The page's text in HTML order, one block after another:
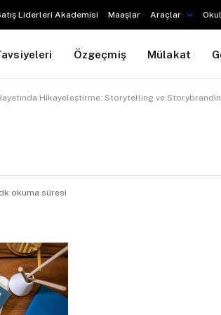
Liderleri Akademisi Maaşlar Araçlar
Özgeçmiş Mülakat
Hikayeleştirme: Storytelling ve
okuma süresi